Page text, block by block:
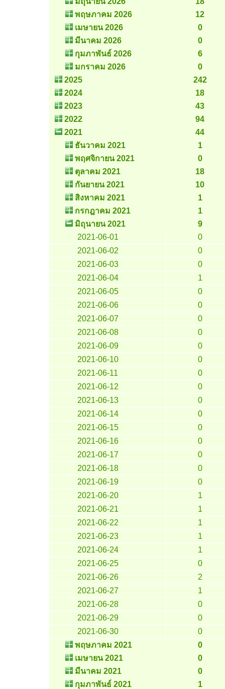
พฤษภาคม 2026
12
เมษายน 2026
0
มีนาคม 2026
0
กุมภาพันธ์ 2026
6
มกราคม 2026
0
2025
242
2024
18
2023
43
2022
94
2021
44
ธันวาคม 2021
1
พฤศจิกายน 2021
0
ตุลาคม 2021
18
กันยายน 2021
10
สิงหาคม 2021
1
กรกฎาคม 2021
1
มิถุนายน 2021
9
2021-06-01
0
2021-06-02
0
2021-06-03
0
2021-06-04
1
2021-06-05
0
2021-06-06
0
2021-06-07
0
2021-06-08
0
2021-06-09
0
2021-06-10
0
2021-06-11
0
2021-06-12
0
2021-06-13
0
2021-06-14
0
2021-06-15
0
2021-06-16
0
2021-06-17
0
2021-06-18
0
2021-06-19
0
2021-06-20
1
2021-06-21
1
2021-06-22
1
2021-06-23
1
2021-06-24
1
2021-06-25
0
2021-06-26
2
2021-06-27
1
2021-06-28
0
2021-06-29
0
2021-06-30
0
พฤษภาคม 2021
0
เมษายน 2021
0
มีนาคม 2021
0
กุมภาพันธ์ 2021
1